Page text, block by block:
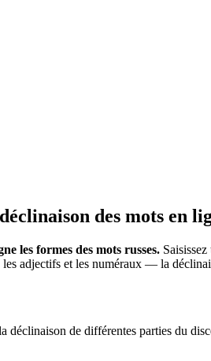
des mots en
les formes des mots russes.
adjectifs et les numéraux — la
déclinaison de différentes parties du